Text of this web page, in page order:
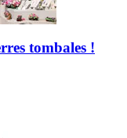
tombales !